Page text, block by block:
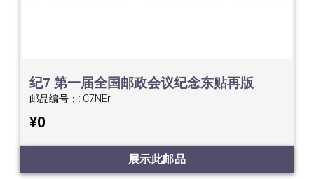
纪7 第一届全国邮政会议纪念东贴再版
邮品编号：: C7NEr
¥0
展示此邮品